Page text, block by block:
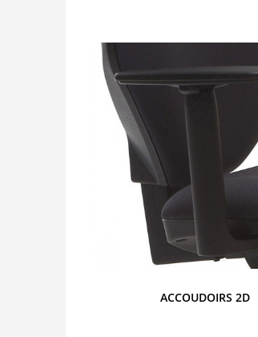
ACCOUDOIRS 2D